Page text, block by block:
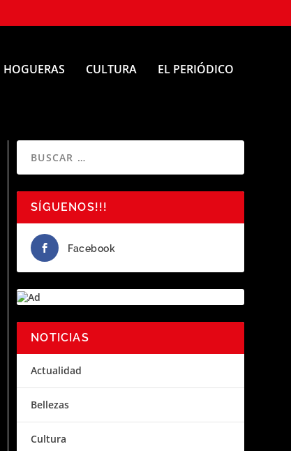
HOGUERAS CULTURA EL PERIÓDICO
SÍGUENOS!!!
Facebook
NOTICIAS
Actualidad
Bellezas
Cultura